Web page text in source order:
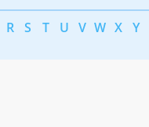
R S T U V W X Y